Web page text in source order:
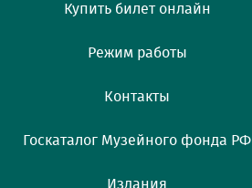
Купить билет онлайн
Режим работы
Контакты
Госкаталог Музейного фонда РФ
Издания